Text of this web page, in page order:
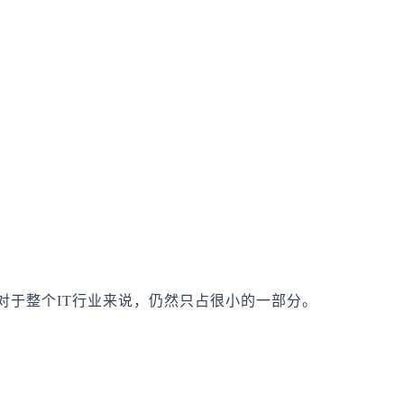
整个IT行业来说，仍然只占很小的一部分。